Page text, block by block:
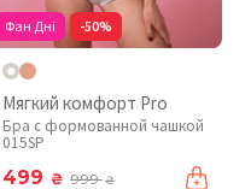
Фан Дні -50%
Мягкий комфорт Pro
Бра с формованной чашкой
015SP
499 ₴ 999₴